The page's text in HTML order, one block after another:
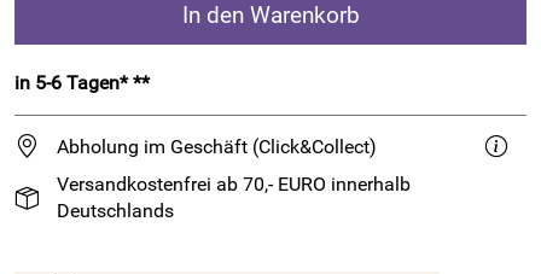
In den Warenkorb
in 5-6 Tagen* **
Abholung im Geschäft (Click&Collect)
Versandkostenfrei ab 70,- EURO innerhalb
Deutschlands